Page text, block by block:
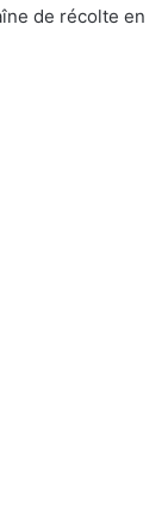
de récolte en